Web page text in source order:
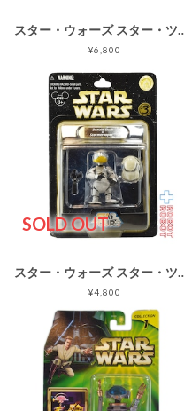
スター・ウォーズ スター・ツアーズ シリー
¥6,800
SOLD OUT
スター・ウォーズ スター・ツアーズ シリーズ3 ドナ
¥4,800